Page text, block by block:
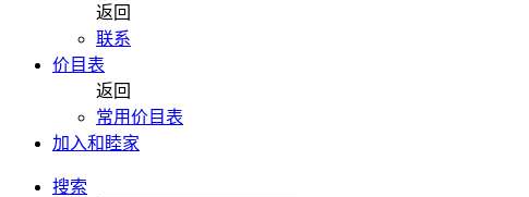
返回
联系
价目表
返回
常用价目表
加入和睦家
搜索